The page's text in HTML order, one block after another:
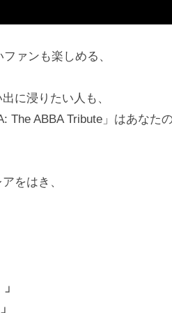
ァンも楽しめる、
に浸りたい人も、
ABBA Tribute」はあなた
をはき、